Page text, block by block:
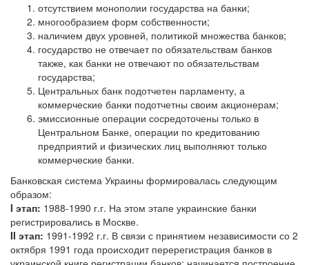
отсутствием монополии государства на банки;
многообразием форм собственности;
наличием двух уровней, политикой множества банков;
государство не отвечает по обязательствам банков
также, как банки не отвечают по обязательствам
государства;
Центральных банк подотчетен парламенту, а
коммерческие банки подотчетны своим акционерам;
эмиссионные операции сосредоточены только в
Центральном Банке, операции по кредитованию
предприятий и физических лиц выполняют только
коммерческие банки.
Банковская система Украины формировалась следующим
образом:
I этап: 1988-1990 г.г. На этом этапе украинские банки
регистрировались в Москве.
II этап: 1991-1992 г.г. В связи с принятием независимости со 2
октября 1991 года происходит перерегистрация банков в